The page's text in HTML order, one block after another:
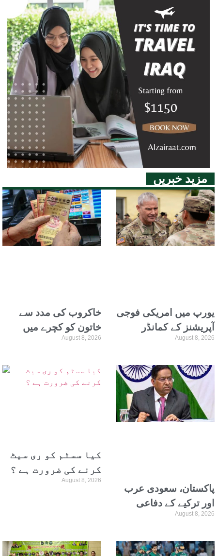
مزید خبریں
خاکروب کی مدد سے
خاتون کو کچرے میں
پھینکا 10 لاکھ یورو کاAugust 8, 2026
یورپ میں امریکی فوجی
آپریشنز کے کمانڈر
لیفٹیننٹ جنرل چارلس
برطرف
August 8, 2026
کیا سسٹم کو ری سیٹ
کرنے کی ضرورت ہے ؟
August 8, 2026
پاکستان، سعودی عرب
اور ترکیے کے دفاعی
معاہدے پر گہری نظر
August 8, 2026